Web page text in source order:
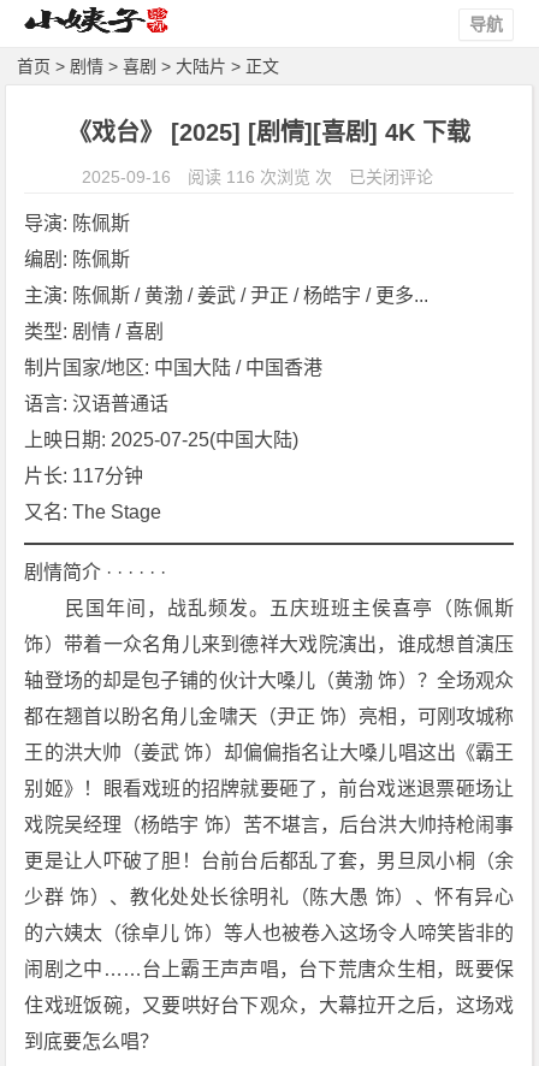
导航
首页 > 剧情 >喜剧 >大陆片 > 正文
《戏台》 [2025] [剧情][喜剧] 4K 下载
2025-09-16 阅读 116 次浏览 次
《戏
2
已关闭评论
导演: 陈佩斯
编剧: 陈佩斯
主演: 陈佩斯 / 黄渤 / 姜武 / 尹正 / 杨皓宇 / 更多...
类型: 剧情 / 喜剧
制片国家/地区: 中国大陆 / 中国香港
语言: 汉语普通话
上映日期: 2025-07-25(中国大陆)
片长: 117分钟
又名: The Stage
剧情简介 · · · · · ·
民国年间，战乱频发。五庆班班主侯喜亭（陈佩斯
饰）带着一众名角儿来到德祥大戏院演出，谁成想首演压
轴登场的却是包子铺的伙计大嗓儿（黄渤 饰）？全场观众
都在翘首以盼名角儿金啸天（尹正 饰）亮相，可刚攻城称
王的洪大帅（姜武 饰）却偏偏指名让大嗓儿唱这出《霸王
别姬》！眼看戏班的招牌就要砸了，前台戏迷退票砸场让
戏院吴经理（杨皓宇 饰）苦不堪言，后台洪大帅持枪闹事
更是让人吓破了胆！台前台后都乱了套，男旦凤小桐（余
少群 饰）、教化处处长徐明礼（陈大愚 饰）、怀有异心
的六姨太（徐卓儿 饰）等人也被卷入这场令人啼笑皆非的
闹剧之中……台上霸王声声唱，台下荒唐众生相，既要保
住戏班饭碗，又要哄好台下观众，大幕拉开之后，这场戏
到底要怎么唱？